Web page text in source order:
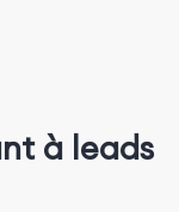
à leads